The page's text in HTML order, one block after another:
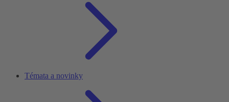
Témata a novinky